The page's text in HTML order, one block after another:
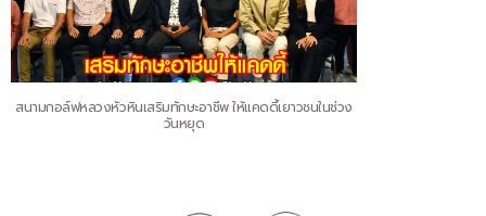
สนามกอล์ฟหลวงหัวหินเสริมทักษะอาชีพ ให้แคดดี้เยาวชนในช่วง
วันหยุด